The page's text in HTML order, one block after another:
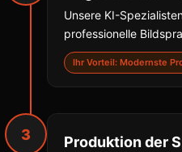
Unsere KI-
professionelle
Ihr Vorteil: Modernste
3 Produktion der